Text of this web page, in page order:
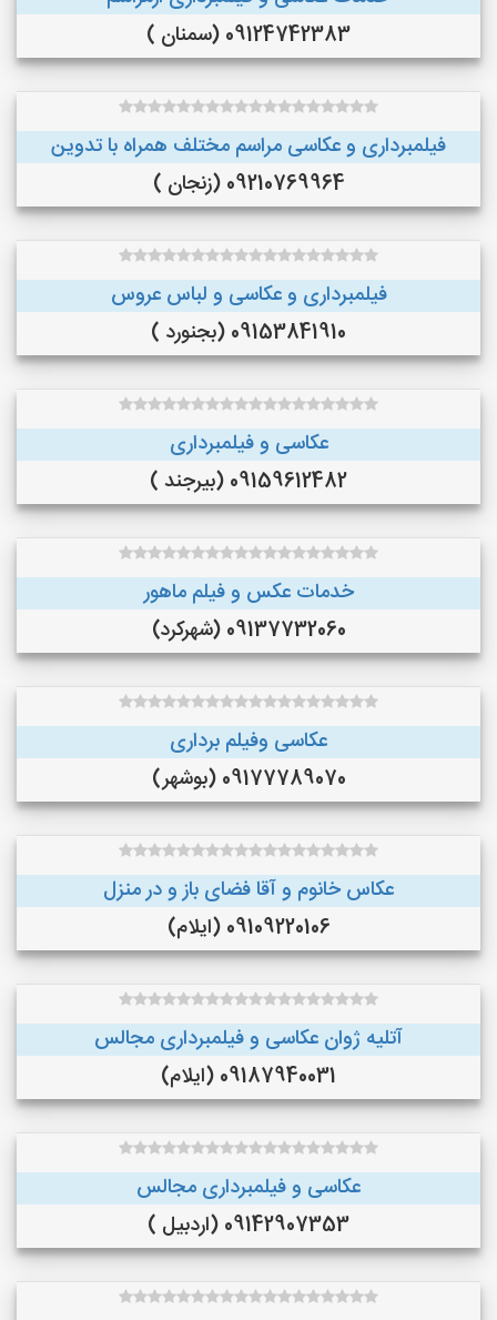
09124742383 (سمنان )
فیلمبرداری و عکاسی مراسم مختلف همراه با تدوین
09210769964 (زنجان )
فیلمبرداری و عکاسی و لباس عروس
09153841910 (بجنورد )
عکاسی و فیلمبرداری
09159612482 (بیرجند )
خدمات عکس و فیلم ماهور
09137732060 (شهرکرد)
عکاسی وفیلم برداری
09177789070 (بوشهر)
عکاس خانوم و آقا فضای باز و در منزل
09109220106 (ایلام)
آتلیه ژوان عکاسی و فیلمبرداری مجالس
09187940031 (ایلام)
عکاسی و فیلمبرداری مجالس
09142907353 (اردبیل )